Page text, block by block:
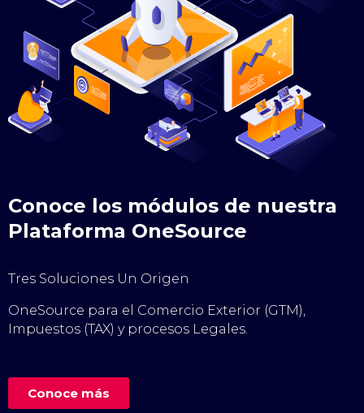
Conoce los módulos de nuestra
Plataforma OneSource
Tres Soluciones Un Origen
OneSource para el Comercio Exterior (GTM),
Impuestos (TAX) y procesos Legales.
Conoce más